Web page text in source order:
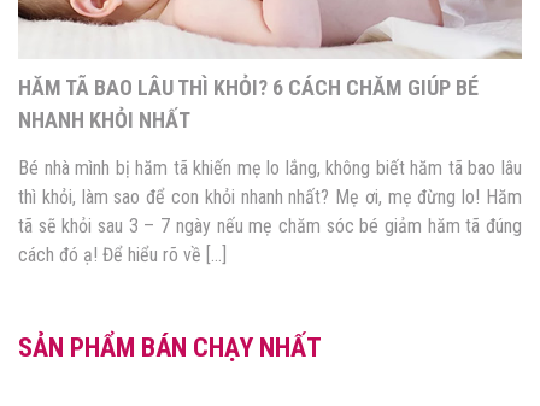
CHUYÊN GIA GIẢI THÍCH 3 LÝ DO HĂM TÃ KHÔNG NÊN
DÙNG PHẤN RÔM
Theo Bác sĩ da liễu chuyên khoa II Trần Thị Thanh Nho, hăm
không nên dùng phấn rôm bởi một số thành phần trong phấn
có thể gây kích ứng với da bé. Đồng thời, việc sử dụng phấn
không đúng cách có thể khiến bé gặp thêm những vấn đề khác […]
SẢN PHẨM BÁN CHẠY NHẤT